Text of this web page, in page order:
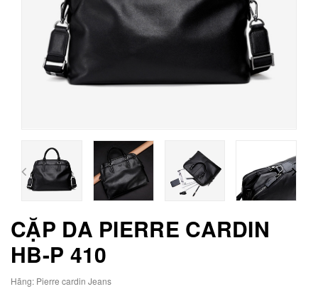
CẶP DA PIERRE CARDIN
HB-P 410
Hãng: Pierre cardin Jeans